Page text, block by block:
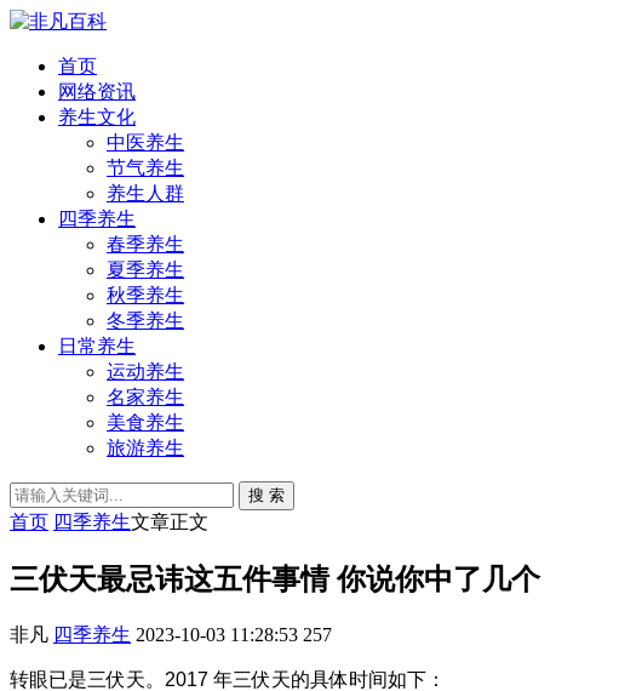
首页
网络资讯
养生文化
中医养生
节气养生
养生人群
四季养生
春季养生
夏季养生
秋季养生
冬季养生
日常养生
运动养生
名家养生
美食养生
旅游养生
搜 索
首页 四季养生文章正文
三伏天最忌讳这五件事情 你说你中了几个
非凡 四季养生 2023-10-03 11:28:53 257
转眼已是三伏天。2017 年三伏天的具体时间如下：